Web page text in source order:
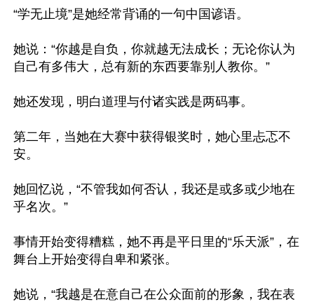
“学无止境”是她经常背诵的一句中国谚语。
她说：“你越是自负，你就越无法成长；无论你认为
自己有多伟大，总有新的东西要靠别人教你。”
她还发现，明白道理与付诸实践是两码事。
第二年，当她在大赛中获得银奖时，她心里忐忑不
安。
她回忆说，“不管我如何否认，我还是或多或少地在
乎名次。”
事情开始变得糟糕，她不再是平日里的“乐天派”，在
舞台上开始变得自卑和紧张。
她说，“我越是在意自己在公众面前的形象，我在表